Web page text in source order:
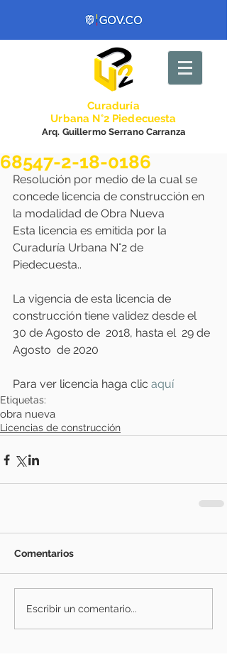
Curaduría
Urbana N°2 Piedecuesta
Arq. Guillermo Serrano Carranza
68547-2-18-0186
Resolución por medio de la cual se
concede licencia de construcción en
la modalidad de Obra Nueva
Esta licencia es emitida por la
Curaduría Urbana N°2 de
Piedecuesta..
La vigencia de esta licencia de
construcción tiene validez desde el
30 de Agosto de  2018, hasta el  29 de
Agosto  de 2020
Para ver licencia haga clic aquí
Etiquetas:
obra nueva
Licencias de construcción
Comentarios
Escribir un comentario...